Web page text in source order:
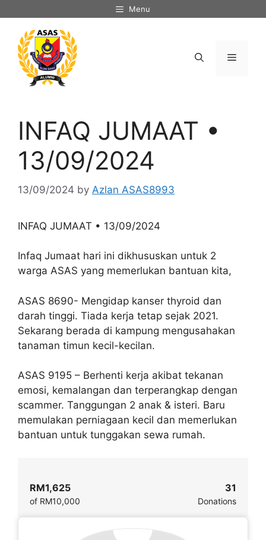
to
content
Menu
Menu
INFAQ JUMAAT •
13/09/2024
13/09/2024 by Azlan ASAS8993
INFAQ JUMAAT • 13/09/2024
Infaq Jumaat hari ini dikhususkan untuk 2
warga ASAS yang memerlukan bantuan kita,
ASAS 8690- Mengidap kanser thyroid dan
darah tinggi. Tiada kerja tetap sejak 2021.
Sekarang berada di kampung mengusahakan
tanaman timun kecil-kecilan.
ASAS 9195 – Berhenti kerja akibat tekanan
emosi, kemalangan dan terperangkap dengan
scammer. Tanggungan 2 anak & isteri. Baru
memulakan perniagaan kecil dan memerlukan
bantuan untuk tunggakan sewa rumah.
RM1,625
of RM10,000
31
Donations